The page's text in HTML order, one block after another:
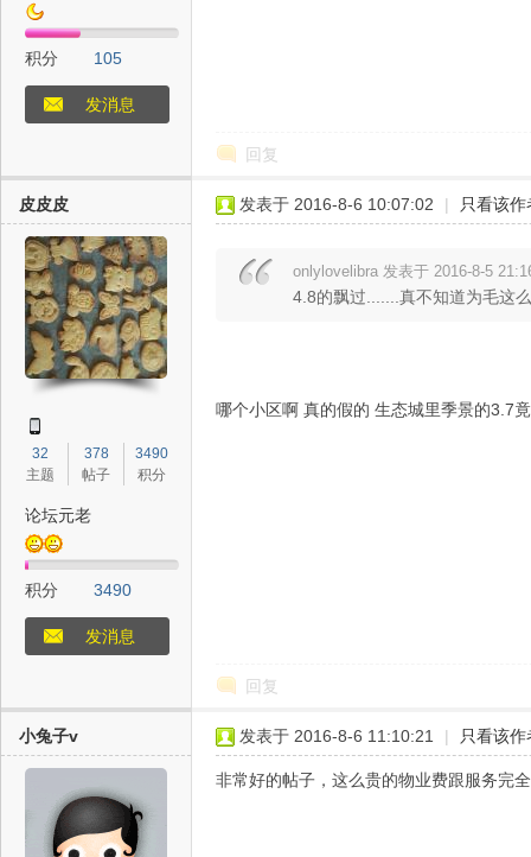
生
积分 105
发消息
回复
皮皮皮
32
主题
378
帖子
3490
积分
论坛元老
积分 3490
发消息
发表于 2016-8-6 10:07:02 | 只看该作
onlylovelibra 发表于 2016-8-5
4.8的飘过.......真不知道为毛这
哪个小区啊 真的假的 生态城里季景的3.7
回复
小兔子v 发表于 2016-8-6 11:10:21 | 只看该作
非常好的帖子，这么贵的物业费跟服务完